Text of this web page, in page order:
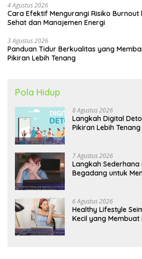
4 Agustus 2026
Cara Efektif Mengurangi Risiko Burnout
Sehat dan Manajemen Energi
3 Agustus 2026
Panduan Tidur Berkualitas yang
Pikiran Lebih Tenang
Pola Hidup
8 Agustus 2026
Langkah Digital
Pikiran Lebih
7 Agustus 2026
Langkah Sederhana
Begadang untuk
6 Agustus 2026
Healthy Lifestyle
Kecil yang Membuat